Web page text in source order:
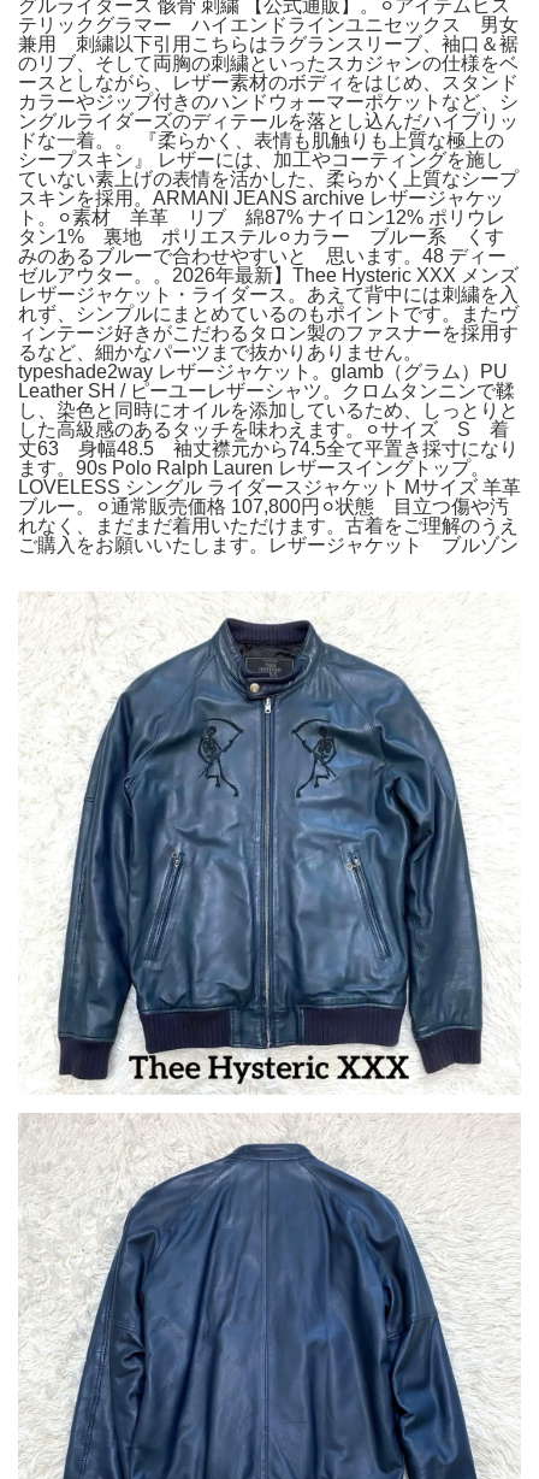
グルライダース 骸骨 刺繍 【公式通販】。⚪︎アイテムヒス
テリックグラマー ハイエンドラインユニセックス 男女
兼用 刺繍以下引用こちらはラグランスリーブ、袖口＆裾
のリブ、そして両胸の刺繍といったスカジャンの仕様をベ
ースとしながら、レザー素材のボディをはじめ、スタンド
カラーやジップ付きのハンドウォーマーポケットなど、シ
ングルライダーズのディテールを落とし込んだハイブリッ
ドな一着。。 『柔らかく、表情も肌触りも上質な極上の
シープスキン』 レザーには、加工やコーティングを施し
ていない素上げの表情を活かした、柔らかく上質なシープ
スキンを採用。ARMANI JEANS archive レザージャケッ
ト。⚪︎素材 羊革 リブ 綿87% ナイロン12% ポリウレ
タン1% 裏地 ポリエステル⚪︎カラー ブルー系 くす
みのあるブルーで合わせやすいと 思います。48 ディー
ゼルアウター。。2026年最新】Thee Hysteric XXX メンズ
レザージャケット・ライダース。あえて背中には刺繍を入
れず、シンプルにまとめているのもポイントです。またヴ
ィンテージ好きがこだわるタロン製のファスナーを採用す
るなど、細かなパーツまで抜かりありません。
typeshade2way レザージャケット。glamb（グラム）PU
Leather SH / ピーユーレザーシャツ。クロムタンニンで鞣
し、染色と同時にオイルを添加しているため、しっとりと
した高級感のあるタッチを味わえます。⚪︎サイズ S 着
丈63 身幅48.5 袖丈襟元から74.5全て平置き採寸になり
ます。90s Polo Ralph Lauren レザースイングトップ。
LOVELESS シングル ライダースジャケット Mサイズ 羊革
ブルー。⚪︎通常販売価格 107,800円⚪︎状態 目立つ傷や汚
れなく、まだまだ着用いただけます。古着をご理解のうえ
ご購入をお願いいたします。レザージャケット ブルゾン